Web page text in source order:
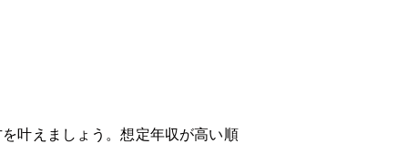
叶えましょう。想定年収が高い順